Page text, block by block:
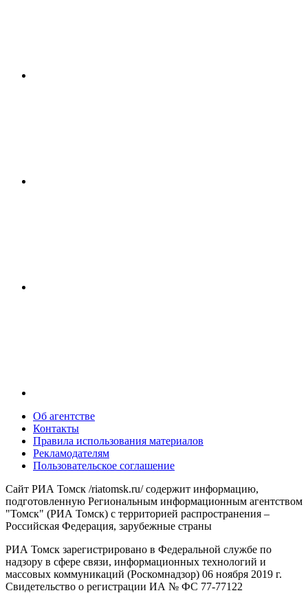
Об агентстве
Контакты
Правила использования материалов
Рекламодателям
Пользовательское соглашение
Сайт РИА Томск /riatomsk.ru/ содержит информацию,
подготовленную Региональным информационным агентством
"Томск" (РИА Томск) с территорией распространения –
Российская Федерация, зарубежные страны
РИА Томск зарегистрировано в Федеральной службе по
надзору в сфере связи, информационных технологий и
массовых коммуникаций (Роскомнадзор) 06 ноября 2019 г.
Свидетельство о регистрации ИА № ФС 77-77122